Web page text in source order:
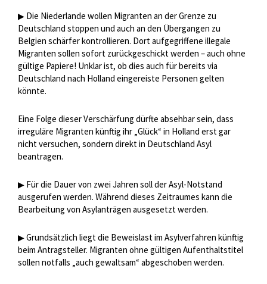
▶ Die Niederlande wollen Migranten an der Grenze zu
Deutschland stoppen und auch an den Übergangen zu
Belgien schärfer kontrollieren. Dort aufgegriffene illegale
Migranten sollen sofort zurückgeschickt werden – auch ohne
gültige Papiere! Unklar ist, ob dies auch für bereits via
Deutschland nach Holland eingereiste Personen gelten
könnte.
Eine Folge dieser Verschärfung dürfte absehbar sein, dass
irreguläre Migranten künftig ihr „Glück“ in Holland erst gar
nicht versuchen, sondern direkt in Deutschland Asyl
beantragen.
▶ Für die Dauer von zwei Jahren soll der Asyl-Notstand
ausgerufen werden. Während dieses Zeitraumes kann die
Bearbeitung von Asylanträgen ausgesetzt werden.
▶Grundsätzlich liegt die Beweislast im Asylverfahren künftig
beim Antragsteller. Migranten ohne gültigen Aufenthaltstitel
sollen notfalls „auch gewaltsam“ abgeschoben werden.